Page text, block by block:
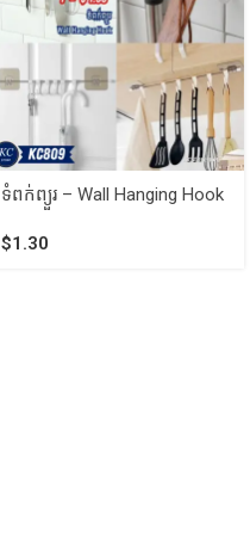
ទំពក់ព្យួរ – Wall Hanging Hook
$1.30